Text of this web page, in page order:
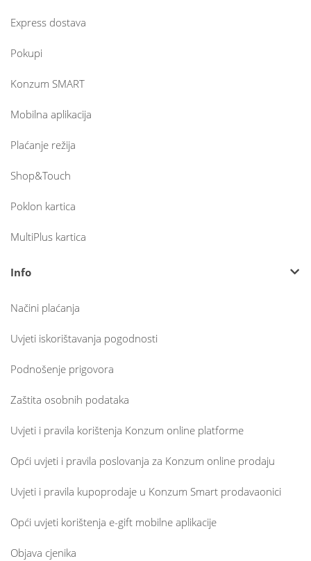
Express dostava
Pokupi
Konzum SMART
Mobilna aplikacija
Plaćanje režija
Shop&Touch
Poklon kartica
MultiPlus kartica
Info
Načini plaćanja
Uvjeti iskorištavanja pogodnosti
Podnošenje prigovora
Zaštita osobnih podataka
Uvjeti i pravila korištenja Konzum online platforme
Opći uvjeti i pravila poslovanja za Konzum online prodaju
Uvjeti i pravila kupoprodaje u Konzum Smart prodavaonici
Opći uvjeti korištenja e-gift mobilne aplikacije
Objava cjenika